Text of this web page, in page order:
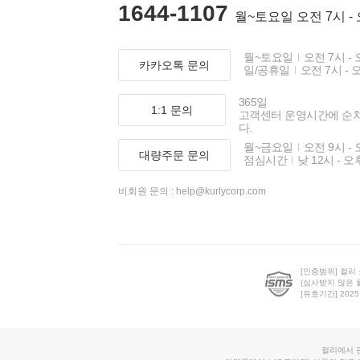
1644-1107 월~토요일 오전 7시 -
카카오톡 문의
월~토요일
오전 7시 -
일/공휴일
오전 7시 -
1:1 문의
365일
고객센터 운영시간에 순
다.
대량주문 문의
월~금요일
오전 9시 -
점심시간
낮 12시 - 오
비회원 문의 : help@kurlycorp.com
[인증범위] 컬리
(심사받지 않은
[유효기간]
컬리에서